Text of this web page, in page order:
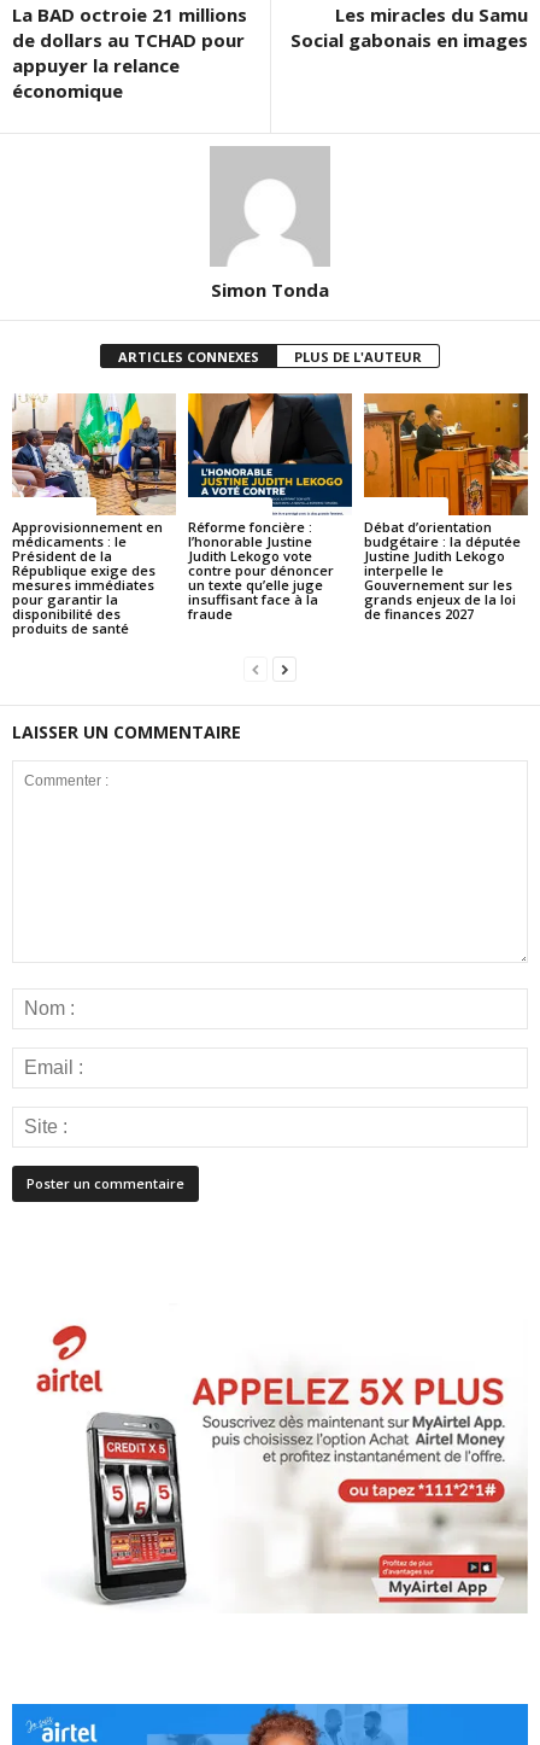
La BAD octroie 21 millions
de dollars au TCHAD pour
appuyer la relance
économique
Les miracles du Samu
Social gabonais en images
Simon Tonda
ARTICLES CONNEXES PLUS DE L'AUTEUR
Approvisionnement en
médicaments : le
Président de la
République exige des
mesures immédiates
pour garantir la
disponibilité des
produits de santé
Réforme foncière :
l’honorable Justine
Judith Lekogo vote
contre pour dénoncer
un texte qu’elle juge
insuffisant face à la
fraude
Débat d’orientation
budgétaire : la députée
Justine Judith Lekogo
interpelle le
Gouvernement sur les
grands enjeux de la loi
de finances 2027
LAISSER UN COMMENTAIRE